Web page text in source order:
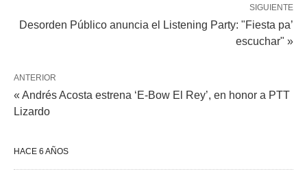
SIGUIENTE
Desorden Público anuncia el Listening Party: "Fiesta pa’
escuchar" »
ANTERIOR
« Andrés Acosta estrena ‘E-Bow El Rey’, en honor a PTT
Lizardo
HACE 6 AÑOS